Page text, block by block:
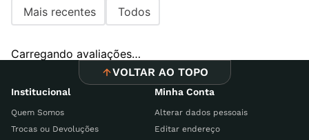
Título
Avalie o produto de 1 a 5 estrelas
Mais recentes Todos
Carregando avaliações…
VOLTAR AO TOPO
Institucional
Quem Somos
Trocas ou Devoluções
Minha Conta
Alterar dados pessoais
Editar endereço